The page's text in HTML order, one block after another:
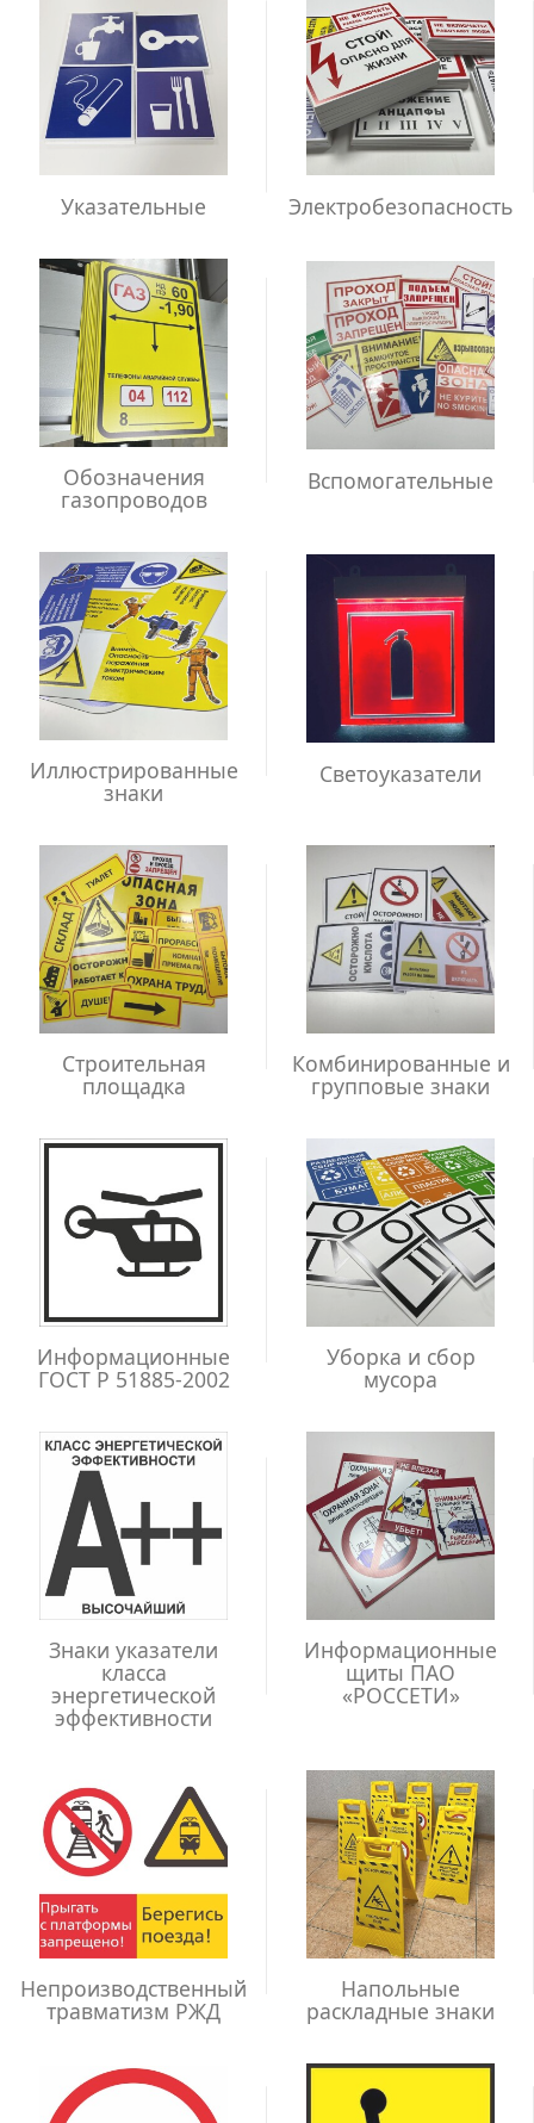
Указательные Электробезопасность
Обозначения
газопроводов
Вспомогательные
Иллюстрированные
знаки
Светоуказатели
Строительная
площадка
Комбинированные и
групповые знаки
Информационные
ГОСТ Р 51885-2002
Уборка и сбор
мусора
Знаки указатели
класса
энергетической
эффективности
Информационные
щиты ПАО
«РОССЕТИ»
Непроизводственный
травматизм РЖД
Напольные
раскладные знаки